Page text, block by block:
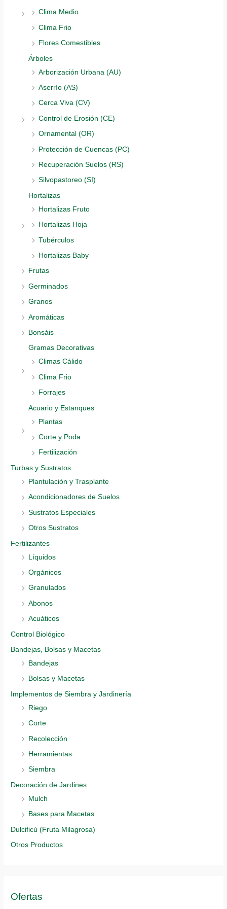
Clima Medio
Clima Frio
Flores Comestibles
Árboles
Arborización Urbana (AU)
Aserrío (AS)
Cerca Viva (CV)
Control de Erosión (CE)
Ornamental (OR)
Protección de Cuencas (PC)
Recuperación Suelos (RS)
Silvopastoreo (SI)
Hortalizas
Hortalizas Fruto
Hortalizas Hoja
Tubérculos
Hortalizas Baby
Frutas
Germinados
Granos
Aromáticas
Bonsáis
Gramas Decorativas
Climas Cálido
Clima Frio
Forrajes
Acuario y Estanques
Plantas
Corte y Poda
Fertilización
Turbas y Sustratos
Plantulación y Trasplante
Acondicionadores de Suelos
Sustratos Especiales
Otros Sustratos
Fertilizantes
Líquidos
Orgánicos
Granulados
Abonos
Acuáticos
Control Biológico
Bandejas, Bolsas y Macetas
Bandejas
Bolsas y Macetas
Implementos de Siembra y Jardinería
Riego
Corte
Recolección
Herramientas
Siembra
Decoración de Jardines
Mulch
Bases para Macetas
Dulcificú (Fruta Milagrosa)
Otros Productos
Ofertas